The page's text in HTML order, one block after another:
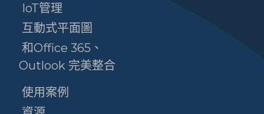
IoT管理
互動式平面圖
和Office 365、
Outlook 完美整合
使用案例